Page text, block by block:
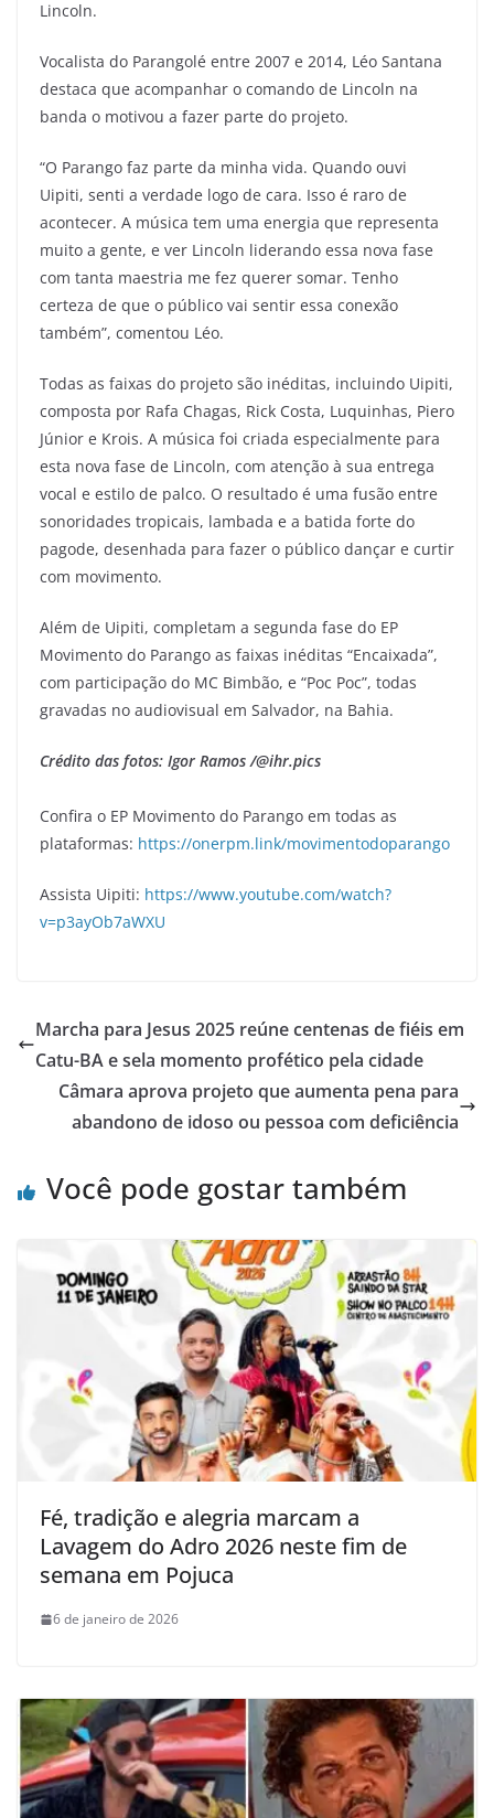
Lincoln.
Vocalista do Parangolé entre 2007 e 2014, Léo Santana
destaca que acompanhar o comando de Lincoln na
banda o motivou a fazer parte do projeto.
“O Parango faz parte da minha vida. Quando ouvi
Uipiti, senti a verdade logo de cara. Isso é raro de
acontecer. A música tem uma energia que representa
muito a gente, e ver Lincoln liderando essa nova fase
com tanta maestria me fez querer somar. Tenho
certeza de que o público vai sentir essa conexão
também”, comentou Léo.
Todas as faixas do projeto são inéditas, incluindo Uipiti,
composta por Rafa Chagas, Rick Costa, Luquinhas, Piero
Júnior e Krois. A música foi criada especialmente para
esta nova fase de Lincoln, com atenção à sua entrega
vocal e estilo de palco. O resultado é uma fusão entre
sonoridades tropicais, lambada e a batida forte do
pagode, desenhada para fazer o público dançar e curtir
com movimento.
Além de Uipiti, completam a segunda fase do EP
Movimento do Parango as faixas inéditas “Encaixada”,
com participação do MC Bimbão, e “Poc Poc”, todas
gravadas no audiovisual em Salvador, na Bahia.
Crédito das fotos: Igor Ramos /@ihr.pics
Confira o EP Movimento do Parango em todas as
plataformas: https://onerpm.link/movimentodoparango
Assista Uipiti: https://www.youtube.com/watch?
v=p3ayOb7aWXU
Marcha para Jesus 2025 reúne centenas de fiéis em
Catu-BA e sela momento profético pela cidade
Câmara aprova projeto que aumenta pena para
abandono de idoso ou pessoa com deficiência
Você pode gostar também
Fé, tradição e alegria marcam a
Lavagem do Adro 2026 neste fim de
semana em Pojuca
6 de janeiro de 2026